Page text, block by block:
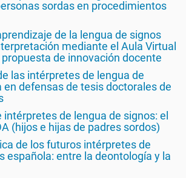
sordas en procedimientos
de la lengua de signos
mediante el Aula Virtual
propuesta de innovación docente
las intérpretes de lengua de
en defensas de tesis doctorales de
de lengua de signos: el
(hijos e hijas de padres sordos)
de los futuros intérpretes de
española: entre la deontología y la